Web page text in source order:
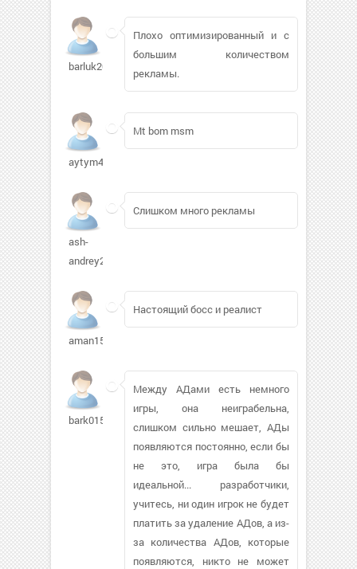
barluk200936
Плохо оптимизированный и с
большим количеством
рекламы.
aytym482
Mt bom msm
ash-
andrey262
Слишком много рекламы
aman1505481
Настоящий босс и реалист
bark01516
Между АДами есть немного
игры, она неиграбельна,
слишком сильно мешает, АДы
появляются постоянно, если бы
не это, игра была бы
идеальной... разработчики,
учитесь, ни один игрок не будет
платить за удаление АДов, а из-
за количества АДов, которые
появляются, никто не может